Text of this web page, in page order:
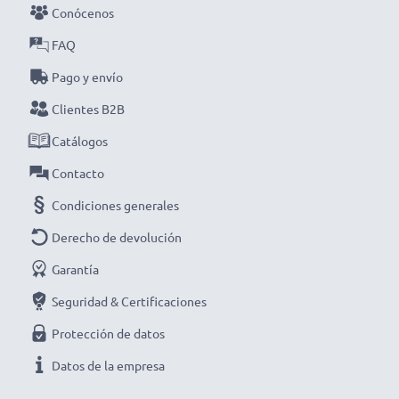
ambiente, ya que reduce tu huella ecológica mediante
el reciclaje y la reducción de residuos electrónicos.
Elige CELLONIC y no te la juegues con la calidad,
¡haz tu pedido!
Conócenos
FAQ
Pago y envío
Clientes B2B
Catálogos
Contacto
Condiciones generales
Derecho de devolución
Garantía
Seguridad & Certificaciones
Protección de datos
Datos de la empresa